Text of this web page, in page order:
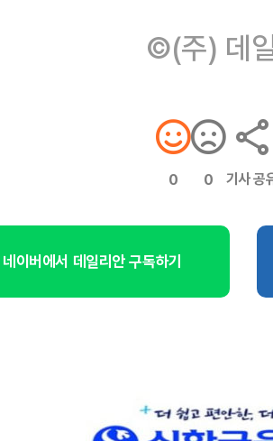
©(주) 데
0 0 기사 공
네이버에서 데일리안 구독하기